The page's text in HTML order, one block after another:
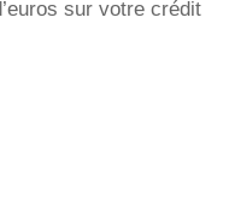
sur votre crédit